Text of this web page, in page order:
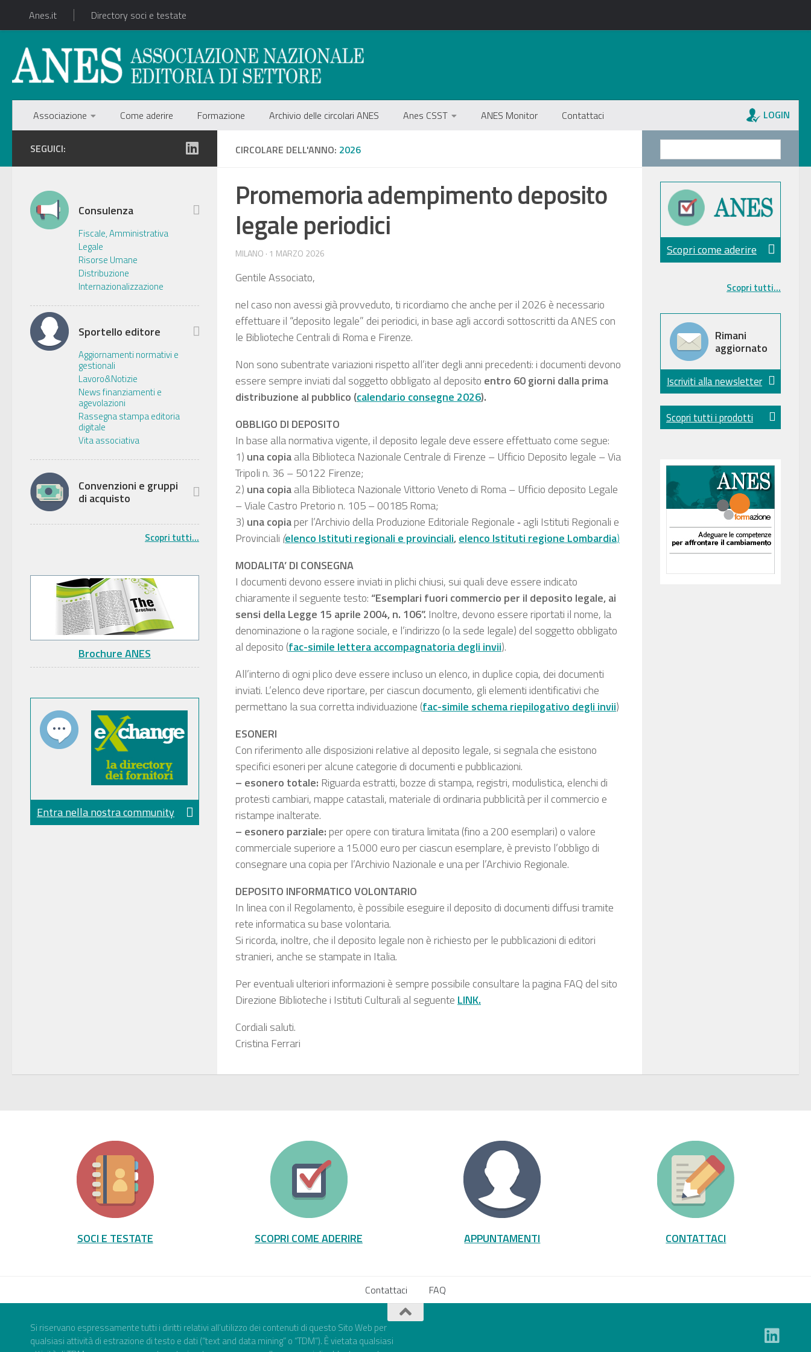
Anes.it Directory soci e testate
LOGIN
Associazione Come aderire Formazione Archivio delle circolari ANES Anes CSST ANES Monitor Contattaci
CIRCOLARE DELL'ANNO: 2026
Promemoria adempimento deposito
legale periodici
MILANO · 1 MARZO 2026
Gentile Associato,
nel caso non avessi già provveduto, ti ricordiamo che anche per il 2026 è necessario
effettuare il “deposito legale” dei periodici, in base agli accordi sottoscritti da ANES con
le Biblioteche Centrali di Roma e Firenze.
Non sono subentrate variazioni rispetto all’iter degli anni precedenti: i documenti devono
essere sempre inviati dal soggetto obbligato al deposito entro 60 giorni dalla prima
distribuzione al pubblico (calendario consegne 2026).
OBBLIGO DI DEPOSITO
In base alla normativa vigente, il deposito legale deve essere effettuato come segue:
1) una copiaalla Biblioteca Nazionale Centrale di Firenze – Ufficio Deposito legale – Via
Tripoli n. 36 – 50122 Firenze;
2) una copiaalla Biblioteca Nazionale Vittorio Veneto di Roma – Ufficio deposito Legale
– Viale Castro Pretorio n. 105 – 00185 Roma;
3) una copiaper l’Archivio della Produzione Editoriale Regionale ‐ agli Istituti Regionali e
Provinciali (elenco Istituti regionali e provinciali,elenco Istituti regione Lombardia)
MODALITA’ DI CONSEGNA
I documenti devono essere inviati in plichi chiusi, sui quali deve essere indicato
chiaramente il seguente testo: “Esemplari fuori commercio per il deposito legale, ai
sensi della Legge 15 aprile 2004, n. 106”. Inoltre, devono essere riportati il nome, la
denominazione o la ragione sociale, e l’indirizzo (o la sede legale) del soggetto obbligato
al deposito (fac-simile lettera accompagnatoria degli invii).
All’interno di ogni plico deve essere incluso un elenco, in duplice copia, dei documenti
inviati. L’elenco deve riportare, per ciascun documento, gli elementi identificativi che
permettano la sua corretta individuazione (fac-simile schema riepilogativo degli invii)
ESONERI
Con riferimento alle disposizioni relative al deposito legale, si segnala che esistono
specifici esoneri per alcune categorie di documenti e pubblicazioni.
– esonero totale: Riguarda estratti, bozze di stampa, registri, modulistica, elenchi di
protesti cambiari, mappe catastali, materiale di ordinaria pubblicità per il commercio e
ristampe inalterate.
– esonero parziale: per opere con tiratura limitata (fino a 200 esemplari) o valore
commerciale superiore a 15.000 euro per ciascun esemplare, è previsto l’obbligo di
consegnare una copia per l’Archivio Nazionale e una per l’Archivio Regionale.
DEPOSITO INFORMATICO VOLONTARIO
In linea con il Regolamento, è possibile eseguire il deposito di documenti diffusi tramite
rete informatica su base volontaria.
Si ricorda, inoltre, che il deposito legale non è richiesto per le pubblicazioni di editori
stranieri, anche se stampate in Italia.
Per eventuali ulteriori informazioni è sempre possibile consultare la pagina FAQ del sito
Direzione Biblioteche i Istituti Culturali al seguente LINK.
Cordiali saluti.
Cristina Ferrari
SEGUICI:
Consulenza
Fiscale, Amministrativa
Legale
Risorse Umane
Distribuzione
Internazionalizzazione
Sportello editore
Aggiornamenti normativi e
gestionali
Lavoro&Notizie
News finanziamenti e
agevolazioni
Rassegna stampa editoria
digitale
Vita associativa
Convenzioni e gruppi
di acquisto
Scopri tutti...
Brochure ANES
Entra nella nostra community
Scopri come aderire
Scopri tutti...
Rimani
aggiornato
Iscriviti alla newsletter
Scopri tutti i prodotti
SOCI E TESTATE SCOPRI COME ADERIRE APPUNTAMENTI CONTATTACI
Contattaci FAQ
Si riservano espressamente tutti i diritti relativi all’utilizzo dei contenuti di questo Sito Web per
qualsiasi attività di estrazione di testo e dati (“text and data mining” o “TDM”). È vietata qualsiasi